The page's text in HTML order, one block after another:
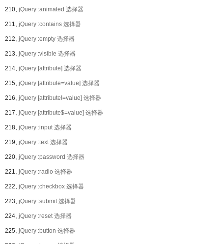
210、jQuery :animated 选择器
211、jQuery :contains 选择器
212、jQuery :empty 选择器
213、jQuery :visible 选择器
214、jQuery [attribute] 选择器
215、jQuery [attribute=value] 选择器
216、jQuery [attribute!=value] 选择器
217、jQuery [attribute$=value] 选择器
218、jQuery :input 选择器
219、jQuery :text 选择器
220、jQuery :password 选择器
221、jQuery :radio 选择器
222、jQuery :checkbox 选择器
223、jQuery :submit 选择器
224、jQuery :reset 选择器
225、jQuery :button 选择器